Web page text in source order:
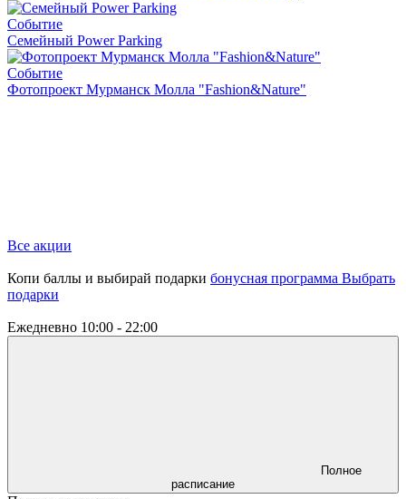
Событие
Семейный Power Parking
Событие
Фотопроект Мурманск Молла "Fashion&Nature"
Все акции
Копи баллы и выбирай подарки бонусная программа Выбрать
подарки
Ежедневно 10:00 - 22:00
Полное
расписание